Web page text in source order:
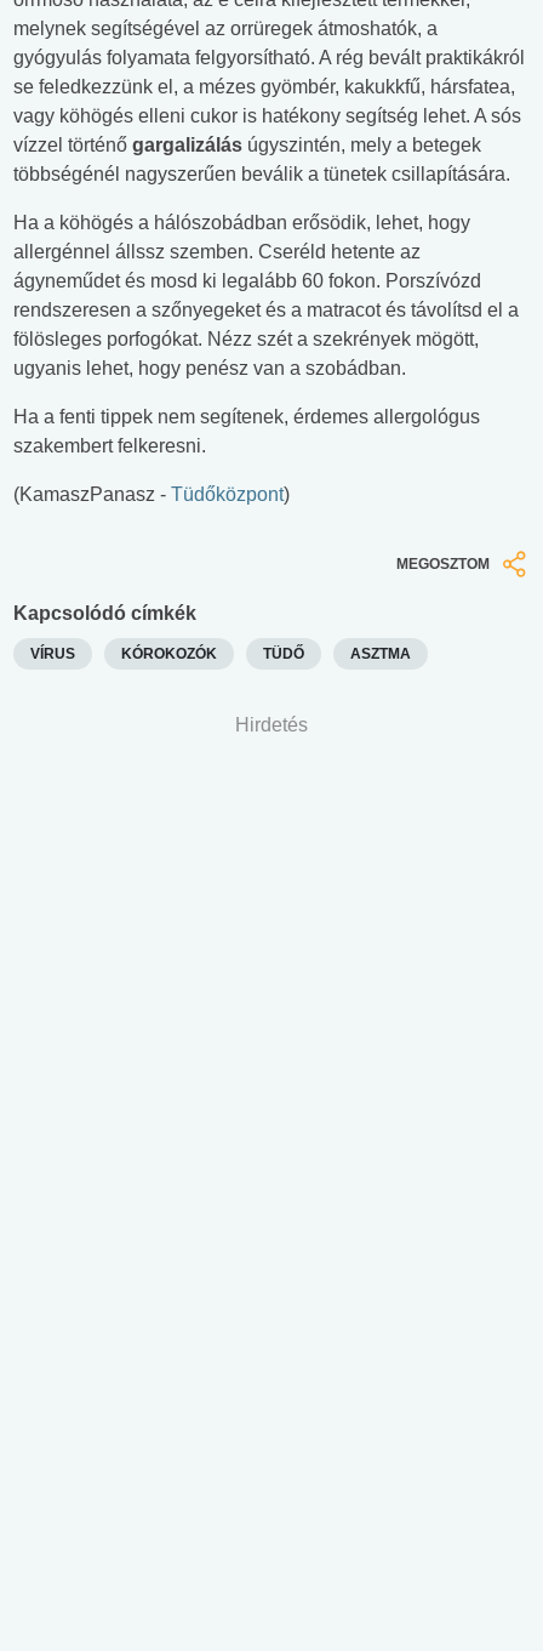
melynek segítségével az orrüregek átmoshatók, a
gyógyulás folyamata felgyorsítható. A rég bevált praktikákról
se feledkezzünk el, a mézes gyömbér, kakukkfű, hársfatea,
vagy köhögés elleni cukor is hatékony segítség lehet. A sós
vízzel történő gargalizálás úgyszintén, mely a betegek
többségénél nagyszerűen beválik a tünetek csillapítására.
Ha a köhögés a hálószobádban erősödik, lehet, hogy
allergénnel állssz szemben. Cseréld hetente az
ágyneműdet és mosd ki legalább 60 fokon. Porszívózd
rendszeresen a szőnyegeket és a matracot és távolítsd el a
fölösleges porfogókat. Nézz szét a szekrények mögött,
ugyanis lehet, hogy penész van a szobádban.
Ha a fenti tippek nem segítenek, érdemes allergológus
szakembert felkeresni.
(KamaszPanasz - Tüdőközpont)
MEGOSZTOM
Kapcsolódó címkék
VÍRUS KÓROKOZÓK TÜDŐ ASZTMA
Hirdetés